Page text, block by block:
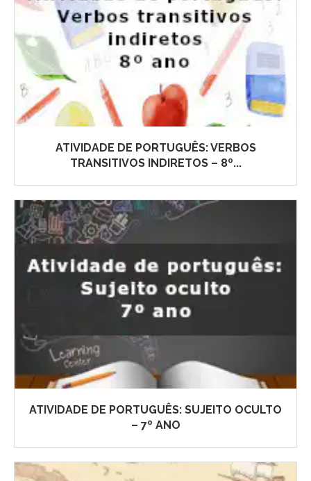
ATIVIDADE DE PORTUGUÊS: VERBOS
TRANSITIVOS INDIRETOS – 8º...
ATIVIDADE DE PORTUGUÊS: SUJEITO OCULTO
– 7º ANO